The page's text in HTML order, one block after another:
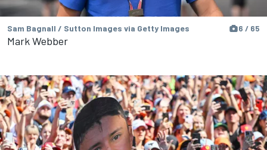
Sam Bagnall / Sutton Images via Getty Images 6 / 65
Mark Webber